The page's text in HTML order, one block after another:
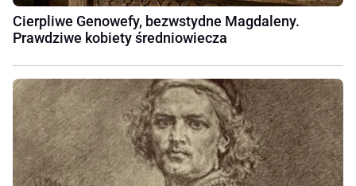
Cierpliwe Genowefy, bezwstydne Magdaleny.
Prawdziwe kobiety średniowiecza